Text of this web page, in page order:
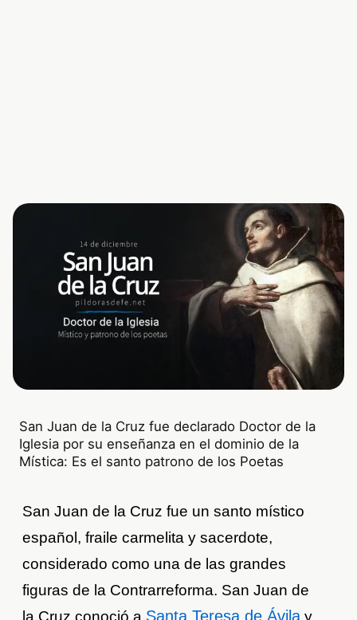
San Juan de la Cruz fue declarado Doctor de la
Iglesia por su enseñanza en el dominio de la
Mística: Es el santo patrono de los Poetas
San Juan de la Cruz fue un santo místico
español, fraile carmelita y sacerdote,
considerado como una de las grandes
figuras de la Contrarreforma. San Juan de
la Cruz conoció a Santa Teresa de Ávila y